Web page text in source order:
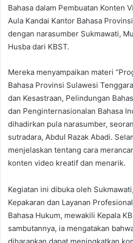
Bahasa dalam Pembuatan Konten
Aula Kandai Kantor Bahasa
dengan narasumber Sukmawati,
Husba dari KBST.
Mereka menyampaikan materi
Bahasa Provinsi Sulawesi
dan Kesastraan, Pelindungan
dan Penginternasionalan Bahasa
dihadirkan pula narasumber,
sutradara, Abdul Razak Abadi.
menjelaskan tentang cara
konten video kreatif dan menarik.
Kegiatan ini dibuka oleh
Kepakaran dan Layanan
Bahasa Hukum, mewakili Kepala
sambutannya, ia mengatakan
diharapkan dapat meningkatkan